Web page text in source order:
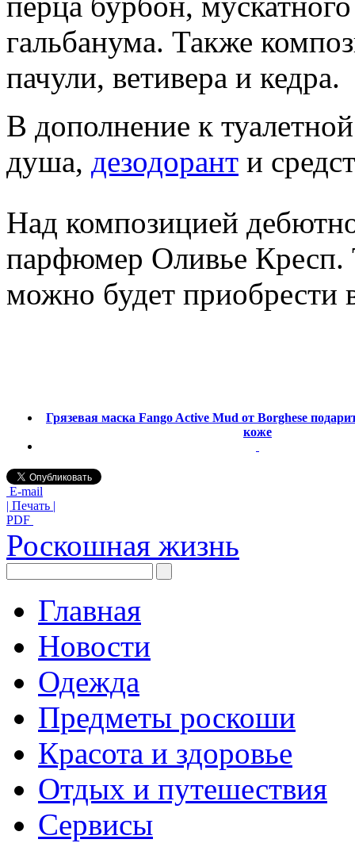
гальбанума. Также
пачули, ветивера и кедра.
В дополнение к
душа, дезодорант и
Над композицией
парфюмер Оливье Кресп.
можно будет приобрести
Грязевая маска Fango Active Mud от Borghese
коже
E-mail
| Печать |
PDF
Роскошная жизнь
Главная
Новости
Одежда
Предметы роскоши
Красота и здоровье
Отдых и путешествия
Сервисы